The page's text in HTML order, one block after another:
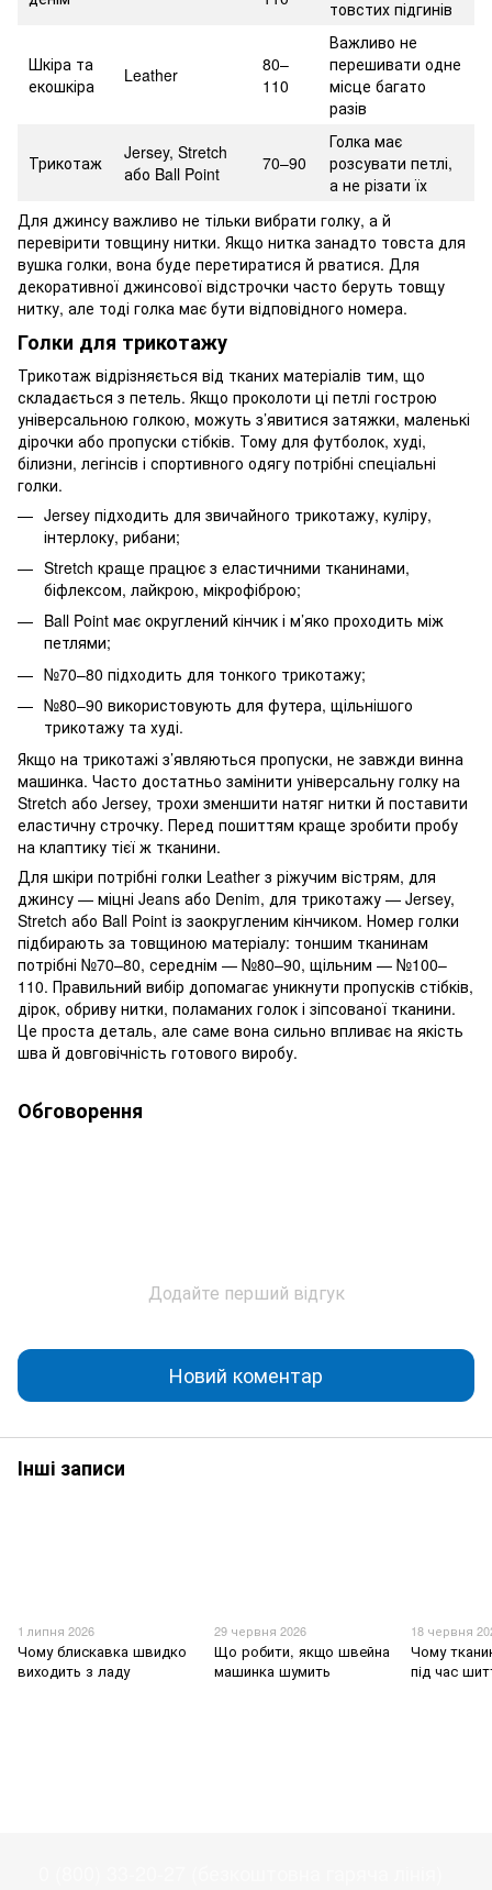
товстих підгинів
Шкіра та
екошкіра
Leather
80–
110
Важливо не
перешивати одне
місце багато
разів
Трикотаж
Jersey, Stretch
або Ball Point
70–90
Голка має
розсувати петлі,
а не різати їх
Для джинсу важливо не тільки вибрати голку, а й
перевірити товщину нитки. Якщо нитка занадто товста для
вушка голки, вона буде перетиратися й рватися. Для
декоративної джинсової відстрочки часто беруть товщу
нитку, але тоді голка має бути відповідного номера.
Голки для трикотажу
Трикотаж відрізняється від тканих матеріалів тим, що
складається з петель. Якщо проколоти ці петлі гострою
універсальною голкою, можуть з’явитися затяжки, маленькі
дірочки або пропуски стібків. Тому для футболок, худі,
білизни, легінсів і спортивного одягу потрібні спеціальні
голки.
Jersey підходить для звичайного трикотажу, куліру,
інтерлоку, рибани;
Stretch краще працює з еластичними тканинами,
біфлексом, лайкрою, мікрофіброю;
Ball Point має округлений кінчик і м’яко проходить між
петлями;
№70–80 підходить для тонкого трикотажу;
№80–90 використовують для футера, щільнішого
трикотажу та худі.
Якщо на трикотажі з’являються пропуски, не завжди винна
машинка. Часто достатньо замінити універсальну голку на
Stretch або Jersey, трохи зменшити натяг нитки й поставити
еластичну строчку. Перед пошиттям краще зробити пробу
на клаптику тієї ж тканини.
Для шкіри потрібні голки Leather з ріжучим вістрям, для
джинсу — міцні Jeans або Denim, для трикотажу — Jersey,
Stretch або Ball Point із заокругленим кінчиком. Номер голки
підбирають за товщиною матеріалу: тоншим тканинам
потрібні №70–80, середнім — №80–90, щільним — №100–
110. Правильний вибір допомагає уникнути пропусків стібків,
дірок, обриву нитки, поламаних голок і зіпсованої тканини.
Це проста деталь, але саме вона сильно впливає на якість
шва й довговічність готового виробу.
Обговорення
Додайте перший відгук
Новий коментар
Інші записи
1 липня 2026
Чому блискавка швидко
виходить з ладу
29 червня 2026
Що робити, якщо швейна
машинка шумить
18 червня
Чому
під час